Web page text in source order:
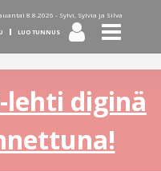
8.8.2026 - Sylvi, Sylvia ja Silva
LUO TUNNUS
lehti diginä